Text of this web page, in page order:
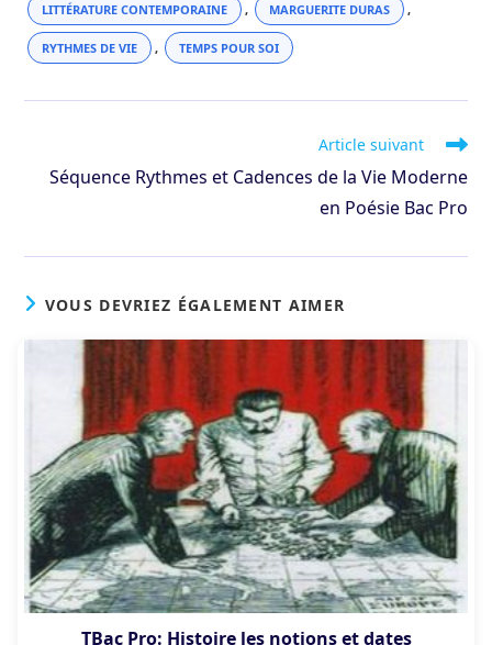
LITTÉRATURE CONTEMPORAINE , MARGUERITE DURAS ,
RYTHMES DE VIE , TEMPS POUR SOI
articles
Article suivant
Séquence Rythmes et Cadences de la Vie Moderne
en Poésie Bac Pro
VOUS DEVRIEZ ÉGALEMENT AIMER
TBac Pro: Histoire les notions et dates